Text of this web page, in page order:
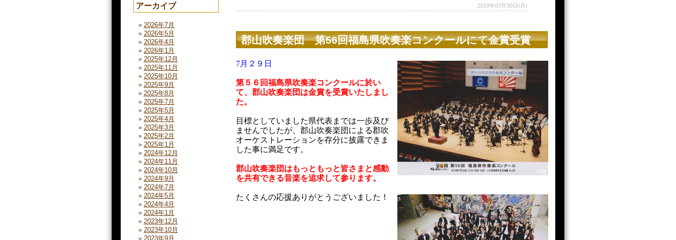
アーカイブ
2026年7月
2026年5月
2026年4月
2026年1月
2025年12月
2025年11月
2025年10月
2025年9月
2025年8月
2025年7月
2025年5月
2025年4月
2025年3月
2025年2月
2025年1月
2024年12月
2024年11月
2024年10月
2024年9月
2024年7月
2024年5月
2024年4月
2024年1月
2023年12月
2023年10月
2023年9月
2018年07月30日(月)
郡山吹奏楽団 第56回福島県吹奏楽コンクールにて金賞受賞
7月２９日
第５６回福島県吹奏楽コンクールに於い
て、郡山吹奏楽団は金賞を受賞いたしまし
た。
目標としていました県代表までは一歩及び
ませんでしたが、郡山吹奏楽団による郡吹
オーケストレーションを存分に披露できま
した事に満足です。
郡山吹奏楽団はもっともっと皆さまと感動
を共有できる音楽を追求して参ります。
たくさんの応援ありがとうございました！